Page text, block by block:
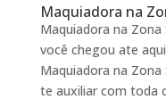
Maquiadora na
Maquiadora na Zona
você chegou ate
Maquiadora na Zona
te auxiliar com toda